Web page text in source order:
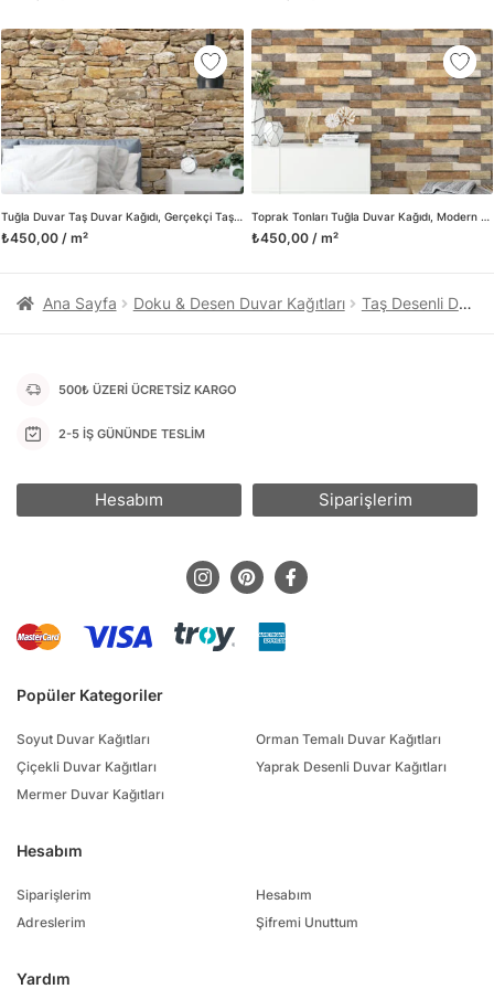
Tuğla Duvar Taş Duvar Kağıdı, Gerçekçi Taş Desenli Duvar Posteri
₺450,00 / m²
Toprak Tonları Tuğla Duvar Kağıdı, Modern Yığılmış Taş Desenli Duvar Posteri
₺450,00 / m²
üretimini ve satışını yapmaktadır. Duvar tasarımının önemini
biliyor ve evin en kritik dekorasyon alanı olduğunu kabul
ediyoruz. Bu nedenle ürün yelpazemizi sürekli genişletiyor ve
trendlere ayak uydurmanın yanı sıra yeni trendlerin oluşumunda
da öncü rol üstleniyoruz.
Herhangi bir soru ya da sorununuz olursa bizimle iletişime
geçebilirsiniz.
Ana Sayfa Doku & Desen Duvar Kağıtları Taş Desenli Duvar Kağıtları
Popüler Kategoriler
Soyut Duvar Kağıtları
Çiçekli Duvar Kağıtları
Mermer Duvar Kağıtları
Orman Temalı Duvar Kağıtları
Yaprak Desenli Duvar Kağıtları
Hesabım
Siparişlerim
Adreslerim
Hesabım
Şifremi Unuttum
Yardım
500₺ ÜZERİ ÜCRETSİZ KARGO
2-5 İŞ GÜNÜNDE TESLİM
Hesabım Siparişlerim